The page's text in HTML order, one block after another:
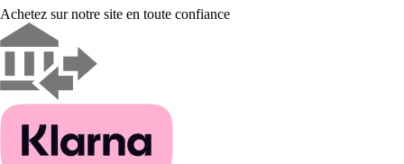
Achetez sur notre site en toute confiance